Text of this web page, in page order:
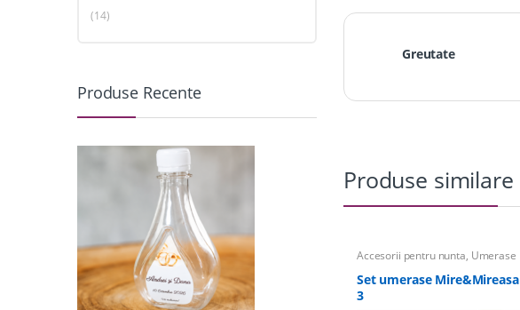
Greutate
Produse similare
Accesorii pentru nunta, Umerase
personalizate
Set umerase Mire&Mireasa
3
(14)
Produse Recente